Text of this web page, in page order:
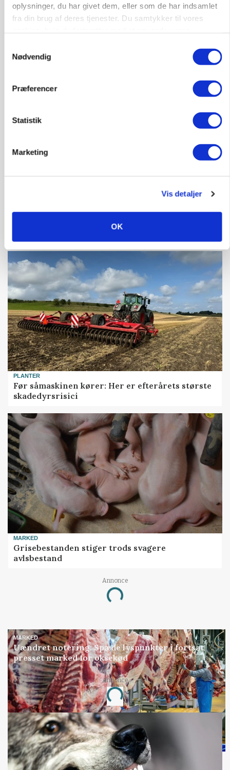
oplysninger, du har givet dem, eller som de har indsamlet
fra din brug af deres tjenester. Du samtykker til vores
Nødvendig
Præferencer
Statistik
Marketing
Vis detaljer
OK
Annonce
Folketinget behandler ny gødskningslov: Sådan
PLANTER
Før såmaskinen kører: Her er efterårets største
skadedyrsrisici
MARKED
Grisebestanden stiger trods svagere
avlsbestand
Annonce
Loading...
MARKED
Uændret notering: Spæde lyspunkter i fortsat
presset marked for oksekød
Annonce
Loading...